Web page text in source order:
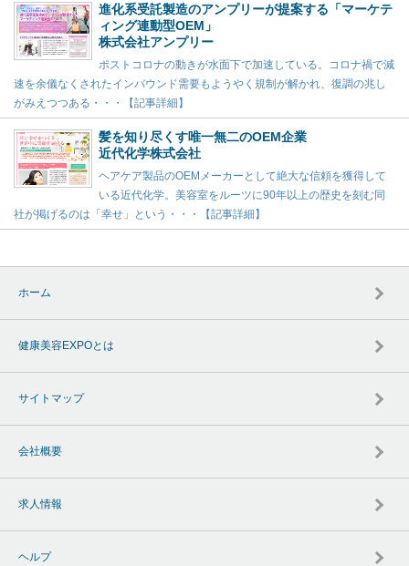
進化系受託製造のアンプリーが提案する「マーケテ
ィング連動型OEM」
株式会社アンプリー
ポストコロナの動きが水面下で加速している。コロナ禍で減
速を余儀なくされたインバウンド需要もようやく規制が解かれ、復調の兆し
がみえつつある・・・【記事詳細】
髪を知り尽くす唯一無二のOEM企業
近代化学株式会社
ヘアケア製品のOEMメーカーとして絶大な信頼を獲得して
いる近代化学。美容室をルーツに90年以上の歴史を刻む同
社が掲げるのは「幸せ」という・・・【記事詳細】
ホーム
健康美容EXPOとは
サイトマップ
会社概要
求人情報
ヘルプ